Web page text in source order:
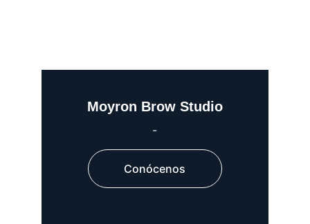
Moyron Brow Studio
-
Conócenos